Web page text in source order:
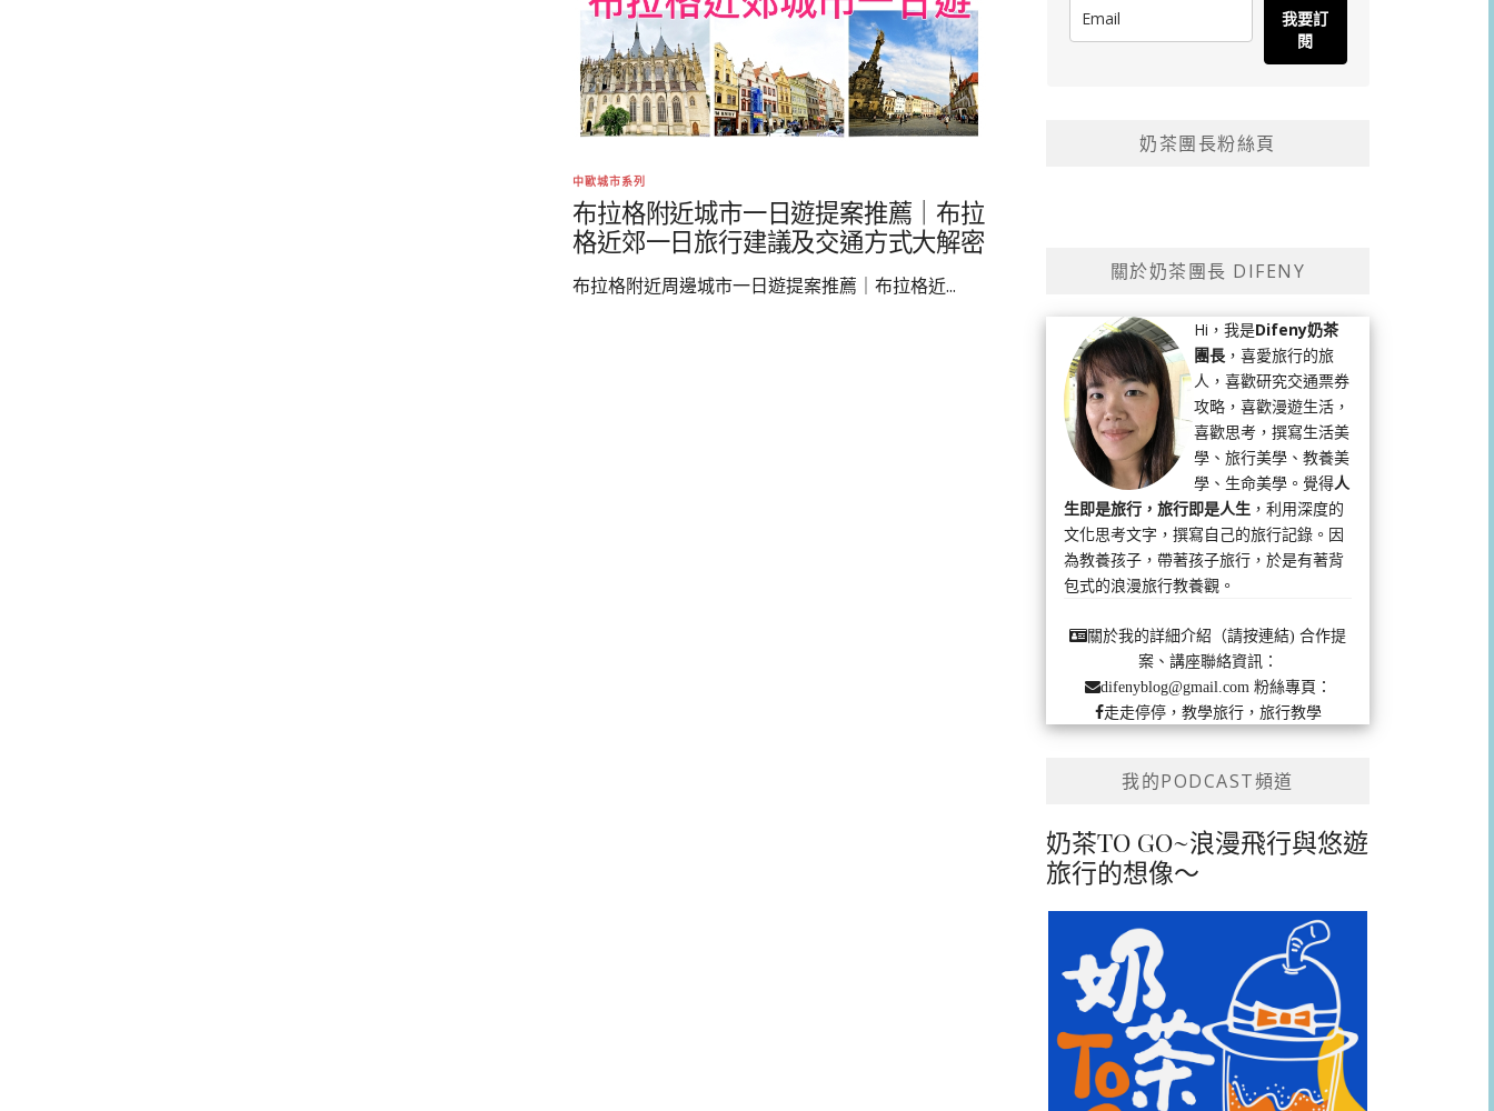
中歐城市系列
布拉格附近城市一日遊提案推薦｜布拉
格近郊一日旅行建議及交通方式大解密
布拉格附近周邊城市一日遊提案推薦｜布拉格近...
我要訂
閱
奶茶團長粉絲頁
關於奶茶團長 DIFENY
Hi，我是Difeny奶茶
團長 ，喜愛旅行的旅
人，喜歡研究交通票券
攻略，喜歡漫遊生活，
喜歡思考，撰寫生活美
學、旅行美學、教養美
學、生命美學。覺得人
生即是旅行，旅行即是人生 ，利用深度的
文化思考文字，撰寫自己的旅行記錄。因
為教養孩子，帶著孩子旅行，於是有著背
包式的浪漫旅行教養觀。
關於我的詳細介紹（請按連結) 合作提
案、講座聯絡資訊：
difenyblog@gmail.com粉絲專頁：
走走停停，教學旅行，旅行教學
我的PODCAST頻道
奶茶TO GO~浪漫飛行與悠遊
旅行的想像～